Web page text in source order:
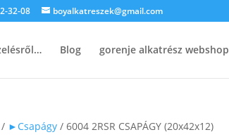
32-08 boyalkatreszek@gmail.com
Blog gorenje alkatrész webshop
/ ►Csapágy / 6004 2RSR CSAPÁGY (20x42x12)